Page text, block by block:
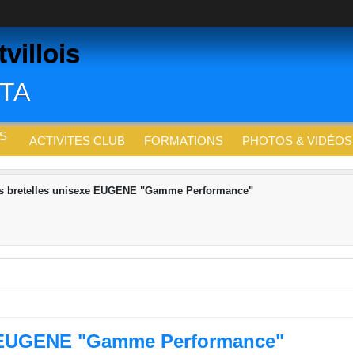
ACTIVITES CLUB FORMATIONS PHOTOS & VIDÉOS
bretelles unisexe EUGENE "Gamme Performance"
"Gamme Performance"